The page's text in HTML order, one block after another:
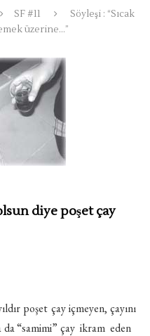
SF #11
Söyleşi : “Sıcak
üzerine…”
diye poşet çay
poşet çay içmeyen, çayını
da “samimi” çay ikram eden